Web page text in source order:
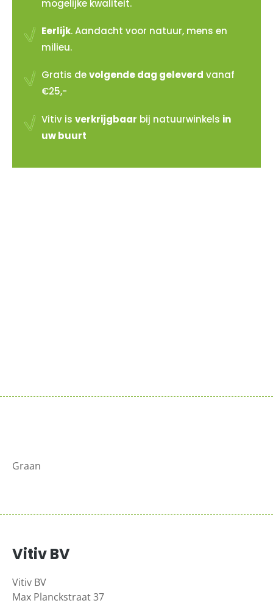
mogelijke kwaliteit.
Eerlijk. Aandacht voor natuur, mens en
milieu.
Gratis devolgende dag geleverd vanaf
€25,-
Vitiv is verkrijgbaar bij natuurwinkels in
uw buurt
Graan
Vitiv BV
Vitiv BV
Max Planckstraat 37